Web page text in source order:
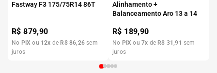
Fastway F3 175/75R14 86T
R$879,90
No PIX ou 12x de R$ 86,26 sem
juros
Alinhamento +
Balanceamento Aro 13 a 14
R$ 189,90
No PIX ou7x de R$ 31 ,91 sem
juros